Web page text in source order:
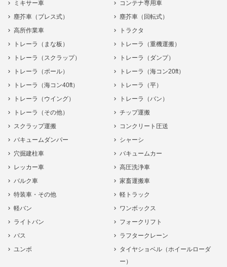
ミキサー車
コンテナ専用車
塵芥車（プレス式）
塵芥車（回転式）
高所作業車
トラクタ
トレーラ（まな板）
トレーラ（重機運搬）
トレーラ（スクラップ）
トレーラ（ダンプ）
トレーラ（ポール）
トレーラ（海コン20ft）
トレーラ（海コン40ft）
トレーラ（平）
トレーラ（ウイング）
トレーラ（バン）
トレーラ（その他）
チップ運搬
スクラップ運搬
コンクリート圧送
バキュームダンパー
シャーシ
穴掘建柱車
バキュームカー
レッカー車
高圧洗浄車
バルク車
家畜運搬車
特装車・その他
軽トラック
軽バン
ワンボックス
ライトバン
フォークリフト
バス
ラフタークレーン
ユンボ
タイヤショベル（ホイールローダ
ー）